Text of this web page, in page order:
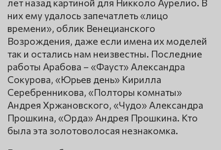
них ему удалось запечатлеть «лицо
времени», облик Венецианского
Возрождения, даже если имена их моделей
так и остались нам неизвестны. Последние
работы Арабова – «Фауст» Александра
Сокурова, «Юрьев день» Кирилла
Серебренникова, «Полторы комнаты»
Андрея Хржановского, «Чудо» Александра
Прошкина, «Орда» Андрея Прошкина. Кто
была эта золотоволосая незнакомка.